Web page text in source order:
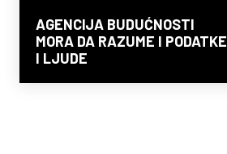
AGENCIJA BUDUĆNOSTI
MORA DA RAZUME I PODATKE
I LJUDE